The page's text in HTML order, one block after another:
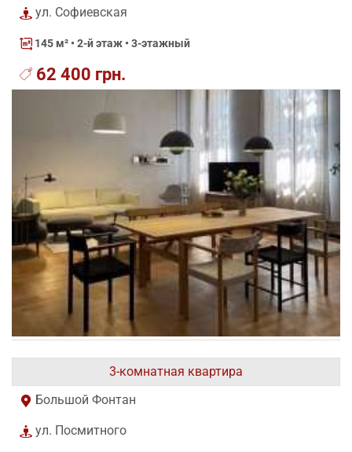
ул. Софиевская
145 м² • 2-й этаж • 3-этажный
62 400 грн.
3-комнатная квартира
Большой Фонтан
ул. Посмитного